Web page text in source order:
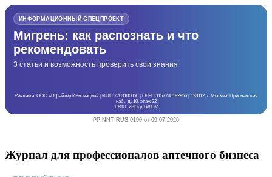
ИНФОРМАЦИОННЫЙ СПЕЦПРОЕКТ
Мигрень: как распознать и что
рекомендовать
3 статьи и возможность проверить свои знания
Реклама. ООО «Пфайзер Инновации» | ИНН 7703106050 | ОГРН 1157746182956 | 123112, г. Москва, Пресненская
наб., д. 10, этаж 22
ERID: 2SDnjcLWEjV
PP-NNT-RUS-0190 от 09.07.2026
Журнал для профессионалов аптечного бизнеса